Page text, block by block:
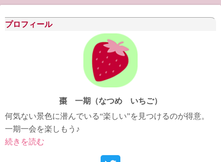
イ
ブ
プロフィール
棗 一期（なつめ いちご）
何気ない景色に潜んでいる“楽しい”を見つけるのが得意。
一期一会を楽しもう♪
続きを読む